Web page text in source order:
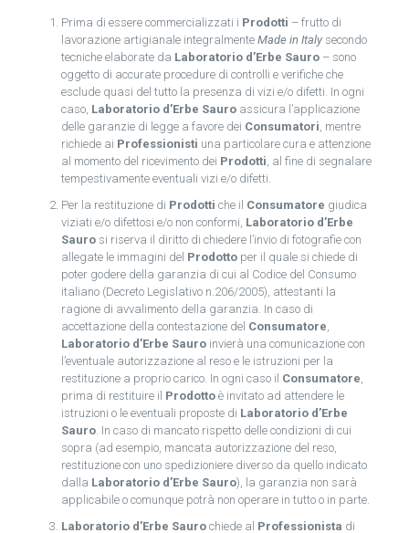
Prima di essere commercializzati i Prodotti – frutto di
lavorazione artigianale integralmente Made in Italysecondo
tecniche elaborate da Laboratorio d’Erbe Sauro– sono
oggetto di accurate procedure di controlli e verifiche che
esclude quasi del tutto la presenza di vizi e/o difetti. In ogni
caso, Laboratorio d’Erbe Sauroassicura l’applicazione
delle garanzie di legge a favore dei Consumatori, mentre
richiede ai Professionisti una particolare cura e attenzione
al momento del ricevimento dei Prodotti, al fine di segnalare
tempestivamente eventuali vizi e/o difetti.
Per la restituzione di Prodotti che il Consumatore giudica
viziati e/o difettosi e/o non conformi, Laboratorio d’Erbe
Saurosi riserva il diritto di chiedere l’invio di fotografie con
allegate le immagini del Prodottoper il quale si chiede di
poter godere della garanzia di cui al Codice del Consumo
italiano (Decreto Legislativo n.206/2005), attestanti la
ragione di avvalimento della garanzia. In caso di
accettazione della contestazione del Consumatore,
Laboratorio d’Erbe Sauroinvierà una comunicazione con
l’eventuale autorizzazione al reso e le istruzioni per la
restituzione a proprio carico. In ogni caso il Consumatore,
prima di restituire il Prodottoè invitato ad attendere le
istruzioni o le eventuali proposte di Laboratorio d’Erbe
Sauro. In caso di mancato rispetto delle condizioni di cui
sopra (ad esempio, mancata autorizzazione del reso,
restituzione con uno spedizioniere diverso da quello indicato
dalla Laboratorio d’Erbe Sauro), la garanzia non sarà
applicabile o comunque potrà non operare in tutto o in parte.
Laboratorio d’Erbe Saurochiede al Professionista di